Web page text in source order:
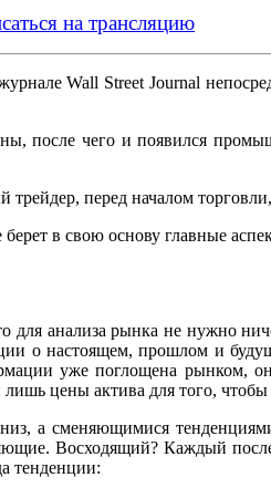
на трансляцию
Wall Street Journal
после чего и появился
трейдер, перед началом
в свою основу главные
анализа рынка не нужно
о настоящем, прошлом и
уже поглощена рынком,
цены актива для того, чтобы
а сменяющимися
Восходящий? Каждый
тенденции: